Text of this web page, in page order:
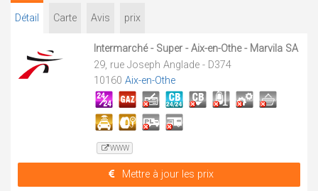
Détail Carte Avis prix
Intermarché - Super - Aix-en-Othe - Marvila SA
29, rue Joseph Anglade - D374
10160 Aix-en-Othe
WWW
Mettre à jour les prix